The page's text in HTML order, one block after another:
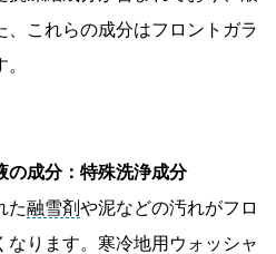
これらの成分はフロントガラ
の成分：特殊洗浄成分
た融雪剤や泥などの汚れがフロ
なります。寒冷地用ウォッシャ